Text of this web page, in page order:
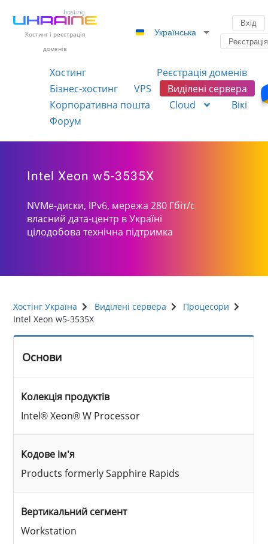
Хостинг і реєстрація
доменів
Українська
Вхід
Реєстрація
Хостинг
Реєстрація доменів
Бізнес-хостинг
VPS
Виділені сервера
Корпоративна пошта
Cloud
Вікі
Форум
Intel Xeon w5-3535X
NVMe-диски, IPv6, мережа 280 Гбіт/с
власний дата-центр в Україні
цілодобова технічна підтримка
Хостінг Україна Виділені сервера
Процесори
Intel Xeon w5-3535X
Основи
Колекція продуктів
Intel® Xeon® W Processor
Кодове ім’я
Products formerly Sapphire Rapids
Вертикальний сегмент
Workstation